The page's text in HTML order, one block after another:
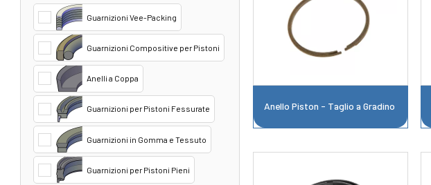
Guarnizioni Vee-Packing
Guarnizioni Compositive per Pistoni
Anelli a Coppa
Guarnizioni per Pistoni Fessurate
Guarnizioni in Gomma e Tessuto
Guarnizioni per Pistoni Pieni
Anello Piston - Taglio a Gradino